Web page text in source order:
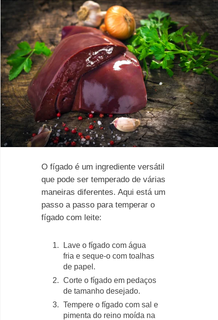
O fígado é um ingrediente versátil
que pode ser temperado de várias
maneiras diferentes. Aqui está um
passo a passo para temperar o
fígado com leite:
Lave o fígado com água
fria e seque-o com toalhas
de papel.
Corte o fígado em pedaços
de tamanho desejado.
Tempere o fígado com sal e
pimenta do reino moída na